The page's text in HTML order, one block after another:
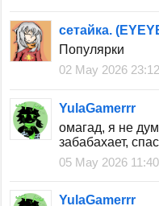
сетайка.
Популярки
02 May 2026 23:12
YulaGamerrr
омагад, я не
забабахает,
05 May 2026 11:40
YulaGamerrr